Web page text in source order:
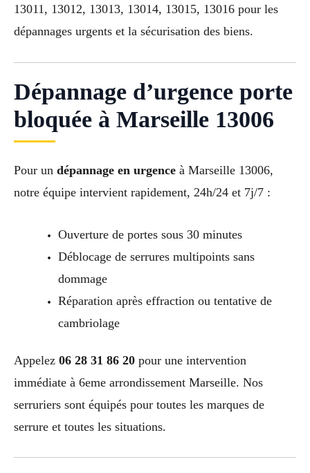
13011, 13012, 13013, 13014, 13015, 13016 pour les
dépannages urgents et la sécurisation des biens.
Dépannage d’urgence porte
bloquée à Marseille 13006
Pour un dépannage en urgence à Marseille 13006,
notre équipe intervient rapidement, 24h/24 et 7j/7 :
Ouverture de portes sous 30 minutes
Déblocage de serrures multipoints sans
dommage
Réparation après effraction ou tentative de
cambriolage
Appelez 06 28 31 86 20 pour une intervention
immédiate à 6eme arrondissement Marseille. Nos
serruriers sont équipés pour toutes les marques de
serrure et toutes les situations.